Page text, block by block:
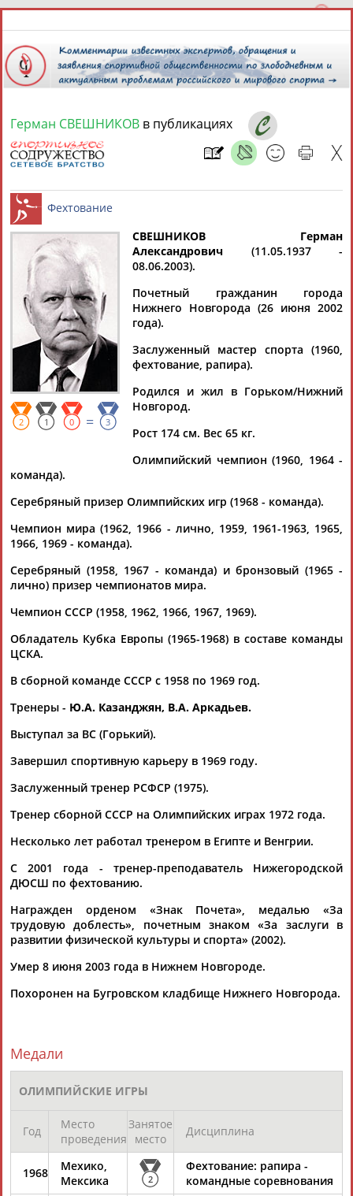
9 августа 2026 года,
СПОРТСМЕНЫ, ТРЕНЕРЫ И СПЕЦИАЛИСТЫ
Найдено: 13181персон Расширенный поиск
Аслаудин
АБАЕВ
Елена
АБАИМОВА
АБАКУМОВА
АБАЛАКИНА
Дмитрий
Тамилла
АБАСОВА
АБАЧАРАЕВ
АББАТЕ-
БУЛАТОВА
АББЯСОВА
АБДИКАРИМОВААБДРАХМАНОВ
Каримжан
АБДРАХМАНОВ
Аделя
АБДРАХМАНОВА
Андрей
АБДУВАЛИЕВ
Герман
АБДУЛАЕВ
Рамазан
АБДУЛАЕВ
Тагир
АБДУЛАЕВ
Камиль
АБДУЛАЗИЗОВ
Загалав
АБДУЛБЕКОВ
Камалудин
Абдула
Магомед
ЕЩЁ ПЕРСОНЫ
ТАБЛО АКТИВНОСТИ
Герман СВЕШНИКОВ в публикациях
Фехтование
2 1 0 = 3
СВЕШНИКОВ Герман
Александрович (11.05.1937 -
08.06.2003).
Почетный гражданин города
Нижнего Новгорода (26 июня 2002
года).
Заслуженный мастер спорта (1960,
фехтование, рапира).
Родился и жил в Горьком/Нижний
Новгород.
Рост 174 см. Вес 65 кг.
Олимпийский чемпион (1960, 1964 -
команда).
Серебряный призер Олимпийских игр (1968 - команда).
Чемпион мира (1962, 1966 - лично, 1959, 1961-1963, 1965,
1966, 1969 - команда).
Серебряный (1958, 1967 - команда) и бронзовый (1965 -
лично) призер чемпионатов мира.
Чемпион СССР (1958, 1962, 1966, 1967, 1969).
Обладатель Кубка Европы (1965-1968) в составе команды
ЦСКА.
В сборной команде СССР с 1958 по 1969 год.
Тренеры - Ю.А. Казанджян, В.А. Аркадьев.
Выступал за ВС (Горький).
Завершил спортивную карьеру в 1969 году.
Заслуженный тренер РСФСР (1975).
Тренер сборной СССР на Олимпийских играх 1972 года.
Несколько лет работал тренером в Египте и Венгрии.
С 2001 года - тренер-преподаватель Нижегородской
ДЮСШ по фехтованию.
Награжден орденом «Знак Почета», медалью «За
трудовую доблесть», почетным знаком «За заслуги в
развитии физической культуры и спорта» (2002).
Умер 8 июня 2003 года в Нижнем Новгороде.
Похоронен на Бугровском кладбище Нижнего Новгорода.
Медали
ОЛИМПИЙСКИЕ ИГРЫ
Год
Место
проведения
Занятое
место
Дисциплина
1968
Мехико,
Мексика
2
Фехтование: рапира -
командные соревнования